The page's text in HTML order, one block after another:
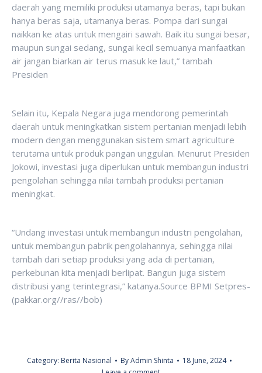
daerah yang memiliki produksi utamanya beras, tapi bukan
hanya beras saja, utamanya beras. Pompa dari sungai
naikkan ke atas untuk mengairi sawah. Baik itu sungai besar,
maupun sungai sedang, sungai kecil semuanya manfaatkan
air jangan biarkan air terus masuk ke laut,” tambah
Presiden
Selain itu, Kepala Negara juga mendorong pemerintah
daerah untuk meningkatkan sistem pertanian menjadi lebih
modern dengan menggunakan sistem smart agriculture
terutama untuk produk pangan unggulan. Menurut Presiden
Jokowi, investasi juga diperlukan untuk membangun industri
pengolahan sehingga nilai tambah produksi pertanian
meningkat.
“Undang investasi untuk membangun industri pengolahan,
untuk membangun pabrik pengolahannya, sehingga nilai
tambah dari setiap produksi yang ada di pertanian,
perkebunan kita menjadi berlipat. Bangun juga sistem
distribusi yang terintegrasi,” katanya.Source BPMI Setpres-
(pakkar.org//ras//bob)
Category: Berita Nasional ByAdmin Shinta
18 June, 2024